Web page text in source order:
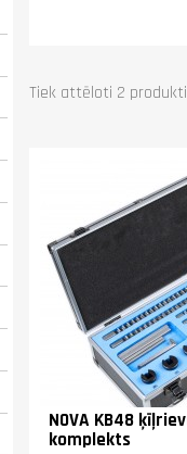
Tiek attēloti 2
NOVA KB48
komplekts